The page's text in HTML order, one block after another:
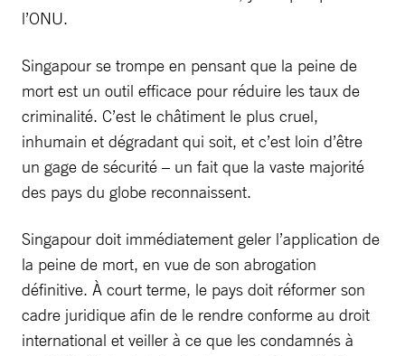
l’ONU.
Singapour se trompe en pensant que la peine de
mort est un outil efficace pour réduire les taux de
criminalité. C’est le châtiment le plus cruel,
inhumain et dégradant qui soit, et c’est loin d’être
un gage de sécurité – un fait que la vaste majorité
des pays du globe reconnaissent.
Singapour doit immédiatement geler l’application de
la peine de mort, en vue de son abrogation
définitive. À court terme, le pays doit réformer son
cadre juridique afin de le rendre conforme au droit
international et veiller à ce que les condamnés à